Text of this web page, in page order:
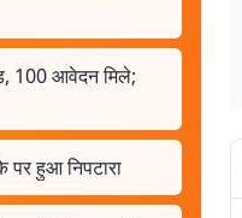
100 आवेदन मिले;
हुआ निपटारा